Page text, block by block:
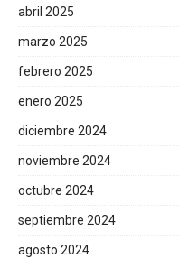
abril 2025
marzo 2025
febrero 2025
enero 2025
diciembre 2024
noviembre 2024
octubre 2024
septiembre 2024
agosto 2024